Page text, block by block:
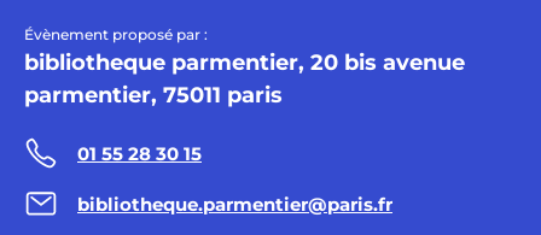
Évènement proposé par :
bibliotheque parmentier, 20 bis avenue
parmentier, 75011 paris
01 55 28 30 15
bibliotheque.parmentier@paris.fr